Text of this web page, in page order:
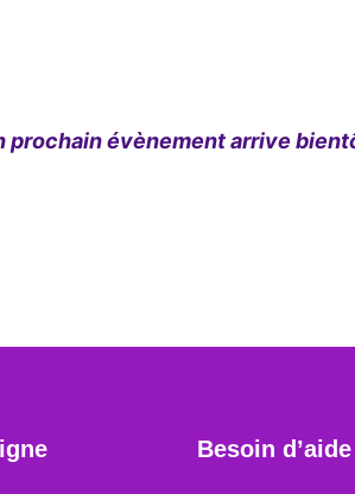
prochain évènement arrive
Besoin